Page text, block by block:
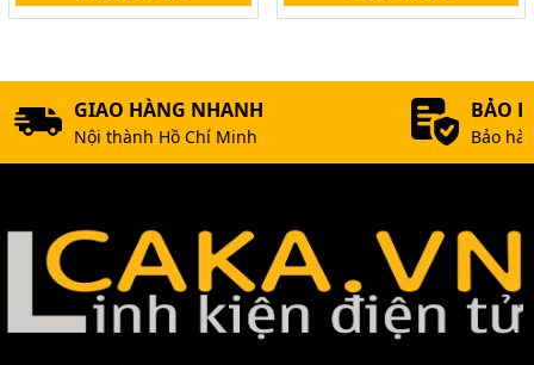
GIAO HÀNG NHANH
Nội thành Hồ Chí Minh
BẢO
Bảo